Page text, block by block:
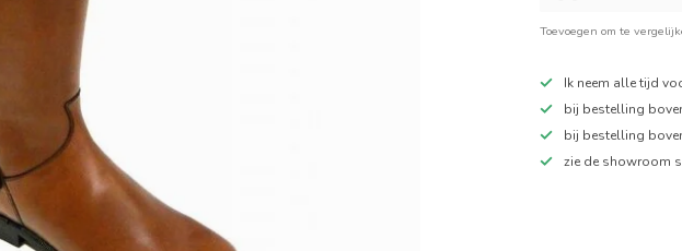
Toevoegen om te
Ik neem alle tijd
bij bestelling
bij bestelling
zie de showroom